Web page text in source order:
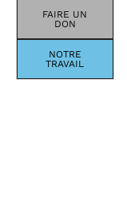
FAIRE UN
DON
NOTRE
TRAVAIL